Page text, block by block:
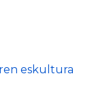
eskultura